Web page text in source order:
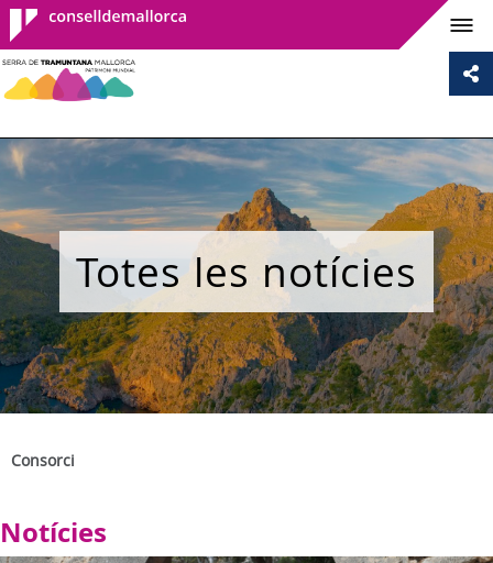
Consell de
Mallorca
Totes les notícies
Consorci
Notícies